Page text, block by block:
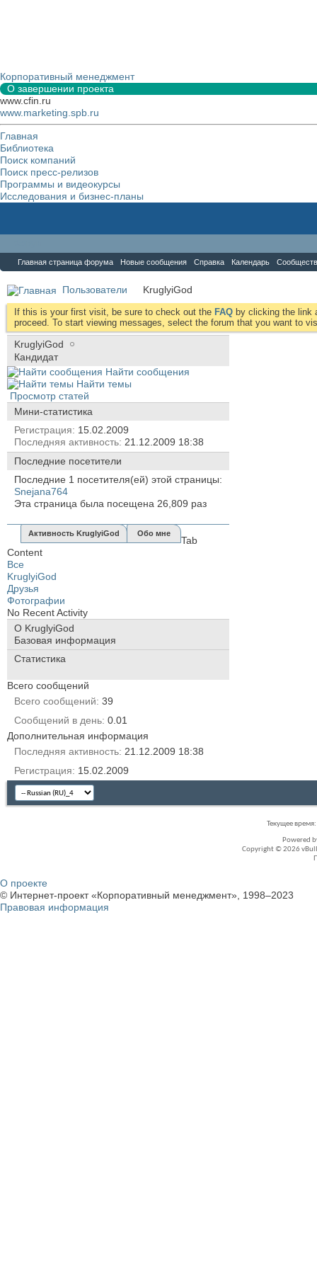
Корпоративный менеджмент
О завершении проекта
www.cfin.ru
www.marketing.spb.ru
Главная
Библиотека
Поиск компаний
Поиск пресс-релизов
Программы и видеокурсы
Исследования и бизнес-планы
Главная страница форума Новые сообщения Справка Календарь
Пользователи KruglyiGod
If this is your first visit, be sure to check out the FAQ by clicking the link
proceed. To start viewing messages, select the forum that you want to
KruglyiGod
Кандидат
Найти сообщения
Найти темы
Просмотр статей
Мини-статистика
Регистрация
15.02.2009
Последняя активность 21.12.2009 18:38
Последние посетители
Последние 1 посетителя(ей) этой страницы:
Snejana764
Эта страница была посещена 26,809 раз
Активность KruglyiGod Обо мне
Tab
Content
Все
KruglyiGod
Друзья
Фотографии
No Recent Activity
О KruglyiGod
Базовая информация
Статистика
Всего сообщений
Всего сообщений 39
Сообщений в день 0.01
Дополнительная информация
Последняя активность 21.12.2009 18:38
Регистрация
15.02.2009
Текущее время:
Powered
Copyright © 2026
О проекте
© Интернет-проект «Корпоративный менеджмент», 1998–2023
Правовая информация